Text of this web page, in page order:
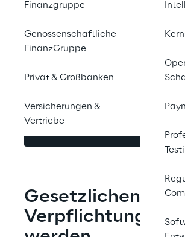
Finanzgruppe
Genossenschaftliche
FinanzGruppe
Privat & Großbanken
Versicherungen &
Vertriebe
Wir zeigen, mit welchen
Methoden und Technologien
und -unternehmen illegale
effizienter und zuverlässiger
Gesetzlichen
Verpflichtungen